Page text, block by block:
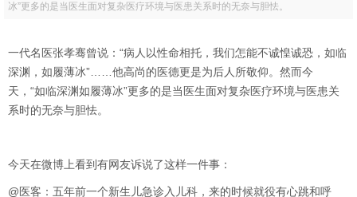
冰”更多的是当医生面对复杂医疗环境与医患关系时的无奈与胆怯。
一代名医张孝骞曾说：“病人以性命相托，我们怎能不诚惶诚恐，如临
深渊，如履薄冰”……他高尚的医德更是为后人所敬仰。然而今
天，“如临深渊如履薄冰”更多的是当医生面对复杂医疗环境与医患关
系时的无奈与胆怯。
今天在微博上看到有网友诉说了这样一件事：
@医客：五年前一个新生儿急诊入儿科，来的时候就役有心跳和呼